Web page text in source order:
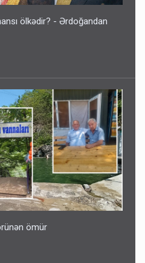
ölkədir? - Ərdoğandan
ömür